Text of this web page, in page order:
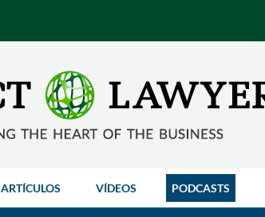
ARTÍCULOS VÍDEOS PODCASTS